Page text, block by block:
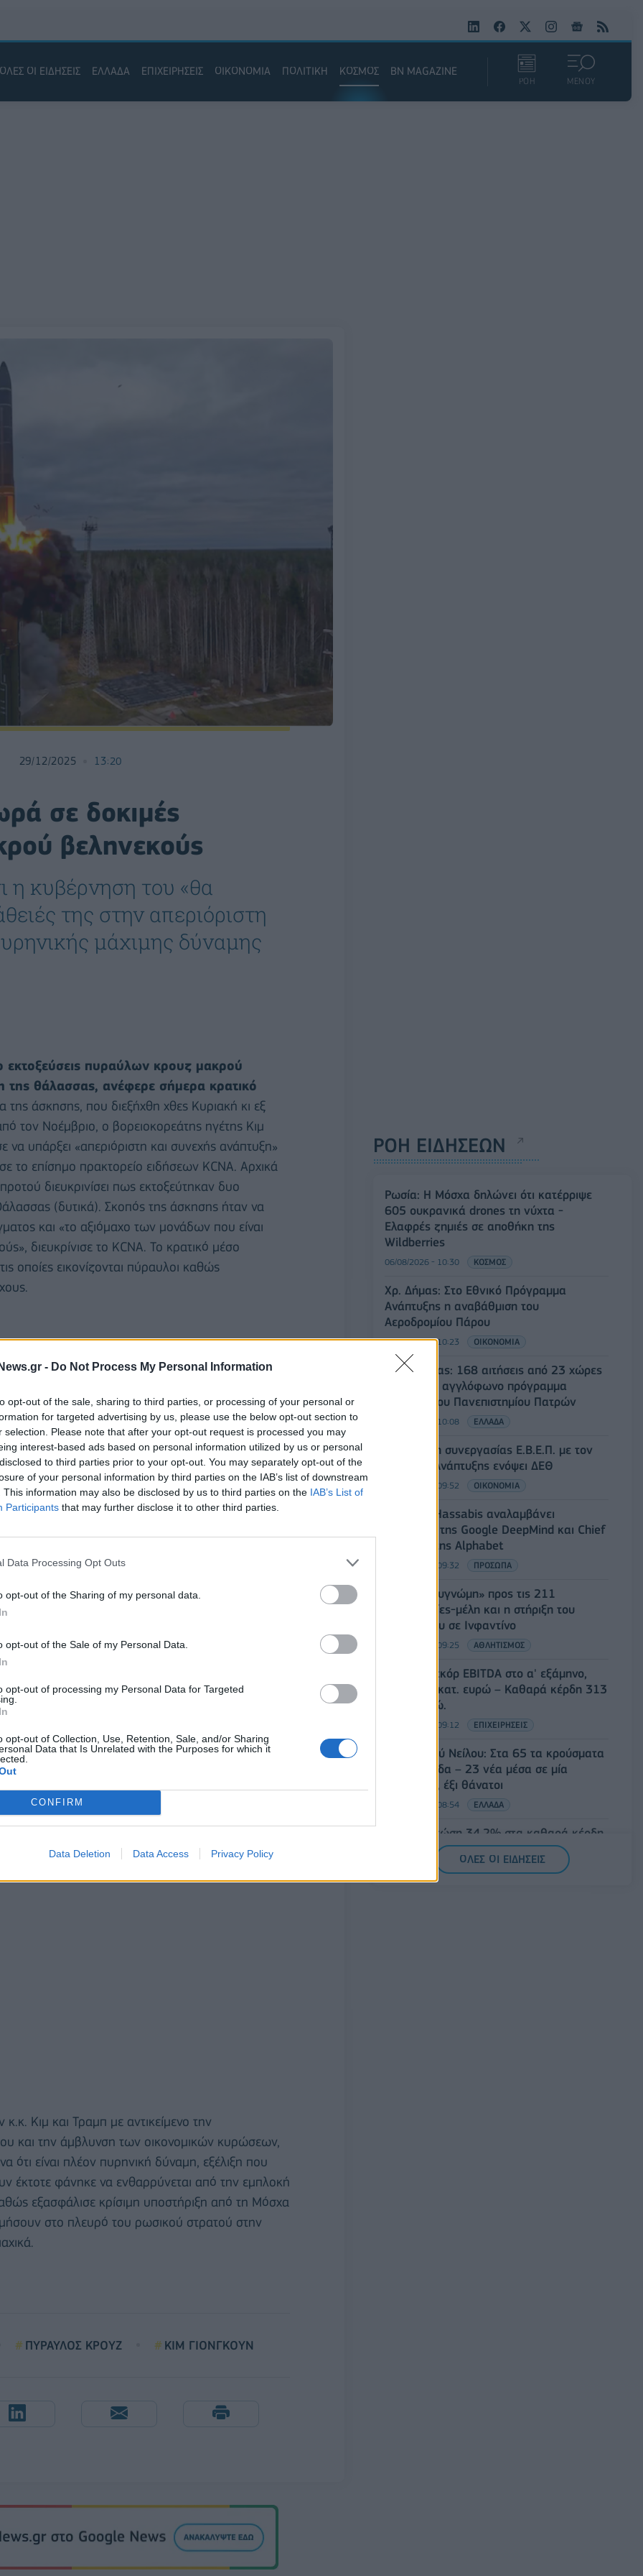
- Do Not Process My Personal Information
opt-out of the sale, sharing to third parties, or processing of your personal or
for targeted advertising by us, please use the below opt-out section to
selection. Please note that after your opt-out request is processed you may
interest-based ads based on personal information utilized by us or personal
to third parties prior to your opt-out. You may separately opt-out of the
of your personal information by third parties on the IAB’s list of downstream
This information may also be disclosed by us to third parties on the IAB’s List of
Participants that may further disclose it to other third parties.
Data Processing Opt Outs
opt-out of the Sharing of my personal data.
opt-out of the Sale of my Personal Data.
opt-out of processing my Personal Data for Targeted
opt-out of Collection, Use, Retention, Sale, and/or Sharing
Data that Is Unrelated with the Purposes for which it
CONFIRM
Data Deletion Data Access Privacy Policy
ΟΛΕΣ ΟΙ ΕΙΔΗΣΕΙΣ ΕΛΛΑΔΑ ΕΠΙΧΕΙΡΗΣΕΙΣ ΟΙΚΟΝΟΜΙΑ ΠΟΛΙΤΙΚΗ ΚΟΣΜΟΣ BN MAGAZINE
ΡΟΗ ΜΕΝΟΥ
29/12/2025 13:20
σε δοκιμές
βεληνεκούς
η κυβέρνηση του «θα
της στην απεριόριστη
μάχιμης δύναμης
πυραύλων κρουζ μακρού
της θάλασσας, ανέφερε σήμερα κρατικό
της άσκησης, που διεξήχθη χθες Κυριακή κι εξ
τον Νοέμβριο, ο βορειοκορεάτης ηγέτης Κιμ
να υπάρξει «απεριόριστη και συνεχής ανάπτυξη»
επίσημο πρακτορείο ειδήσεων KCNA. Αρχικά
διευκρινίσει πως εκτοξεύτηκαν δυο
(δυτικά). Σκοπός της άσκησης ήταν να
και «το αξιόμαχο των μονάδων που είναι
διευκρίνισε το KCNA. Το κρατικό μέσο
οποίες εικονίζονται πύραυλοι καθώς
της Νότιας Κορέας, οι πύραυλοι εκτοξεύτηκαν
από τον νομό Σουνάν, κοντά στην
πάνω από δυο ώρες, σύμφωνα με το KCNA.
Ουν τόνισε ότι η κυβέρνηση και το
τους στην απεριόριστη και
του κράτους».
πυραύλου την 6
σε περιοδεία στην περιοχή, εξέφρασε το
βορειοκορεάτη ηγέτη. Η Πιονγκγιάνγκ δεν
έτσι στην έγκριση σχεδίου της Νότιας
αποκτήσει πυρηνοκίνητο υποβρύχιο εγείρει
από την Πιονγκγιάνγκ. Η Βόρεια Κορέα
χρόνια. Σκοπός είναι, σύμφωνα με
ακριβείας, να δοκιμαστούν όπλα προτού
αψηφά τις ΗΠΑ και τη Νότια Κορέα.
Κιμ και Τραμπ με αντικείμενο την
και την άμβλυνση των οικονομικών κυρώσεων,
ότι είναι πλέον πυρηνική δύναμη, εξέλιξη που
έκτοτε φάνηκε να ενθαρρύνεται από την εμπλοκή
εξασφάλισε κρίσιμη υποστήριξη από τη Μόσχα
στο πλευρό του ρωσικού στρατού στην
ΠΥΡΑΥΛΟΣ ΚΡΟΥΖ ΚΙΜ ΓΙΟΝΓΚΟΥΝ
ΡΟΗ ΕΙΔΗΣΕΩΝ
Ρωσία: Η Μόσχα δηλώνει ότι κατέρριψε
605 ουκρανικά drones τη νύχτα -
Ελαφρές ζημιές σε αποθήκη της
Wildberries
06/08/2026 - 10:30 ΚΟΣΜΟΣ
Χρ. Δήμας: Στο Εθνικό Πρόγραμμα
Ανάπτυξης η αναβάθμιση του
Αεροδρομίου Πάρου
06/08/2026 - 10:23 ΟΙΚΟΝΟΜΙΑ
Υπ. Παιδείας: 168 αιτήσεις από 23 χώρες
για το νέο αγγλόφωνο πρόγραμμα
Ιατρικής του Πανεπιστημίου Πατρών
06/08/2026 - 10:08 ΕΛΛΑΔΑ
Συνάντηση συνεργασίας Ε.Β.Ε.Π. με τον
υπουργό Ανάπτυξης ενόψει ΔΕΘ
06/08/2026 - 09:52 ΟΙΚΟΝΟΜΙΑ
Ο Demis Hassabis αναλαμβάνει
Πρόεδρος της Google DeepMind και Chief
Scientist της Alphabet
06/08/2026 - 09:32 ΠΡΟΣΩΠΑ
FIFA: Η «συγνώμη» προς τις 211
ομοσπονδίες-μέλη και η στήριξη του
συμβουλίου σε Ινφαντίνο
06/08/2026 - 09:25 ΑΘΛΗΤΙΣΜΟΣ
Metlen: Ρεκόρ EBITDA στο α' εξάμηνο,
στα 550 εκατ. ευρώ – Καθαρά κέρδη 313
εκατ. ευρώ.
06/08/2026 - 09:12 ΕΠΙΧΕΙΡΗΣΕΙΣ
Ιός Δυτικού Νείλου: Στα 65 τα κρούσματα
στην Ελλάδα – 23 νέα μέσα σε μία
εβδομάδα, έξι θάνατοι
06/08/2026 - 08:54 ΕΛΛΑΔΑ
Disney: Πτώση 34,2% στα καθαρά κέρδη
του εννεαμήνου – Στα 7,28 δισ. δολάρια
06/08/2026 - 08:42
ΟΛΕΣ ΟΙ ΕΙΔΗΣΕΙΣ